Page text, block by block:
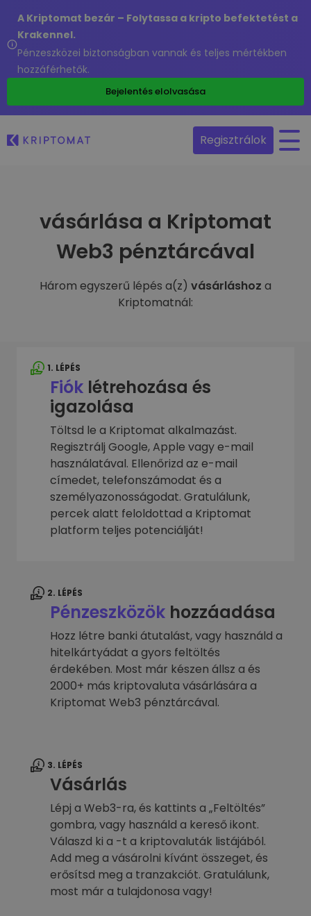
A Kriptomat bezár – Folytassa a kripto befektetést a
Krakennel.
Pénzeszközei biztonságban vannak és teljes mértékben
hozzáférhetők.
Bejelentés elolvasása
Regisztrálok
vásárlása a Kriptomat
Web3 pénztárcával
Három egyszerű lépés a(z) vásárláshoz a
Kriptomatnál:
1. LÉPÉS
Fiók létrehozása és
igazolása
Töltsd le a Kriptomat alkalmazást.
Regisztrálj Google, Apple vagy e-mail
használatával. Ellenőrizd az e-mail
címedet, telefonszámodat és a
személyazonosságodat. Gratulálunk,
percek alatt feloldottad a Kriptomat
platform teljes potenciálját!
2. LÉPÉS
Pénzeszközök hozzáadása
Hozz létre banki átutalást, vagy használd a
hitelkártyádat a gyors feltöltés
érdekében. Most már készen állsz a és
2000+ más kriptovaluta vásárlására a
Kriptomat Web3 pénztárcával.
3. LÉPÉS
Vásárlás
Lépj a Web3-ra, és kattints a „Feltöltés”
gombra, vagy használd a kereső ikont.
Válaszd ki a -t a kriptovaluták listájából.
Add meg a vásárolni kívánt összeget, és
erősítsd meg a tranzakciót. Gratulálunk,
most már a tulajdonosa vagy!